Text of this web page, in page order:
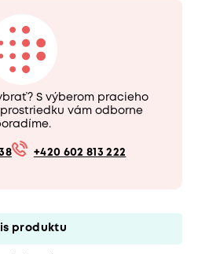
S výberom pracieho
vám odborne
+420 602 813 222
produktu